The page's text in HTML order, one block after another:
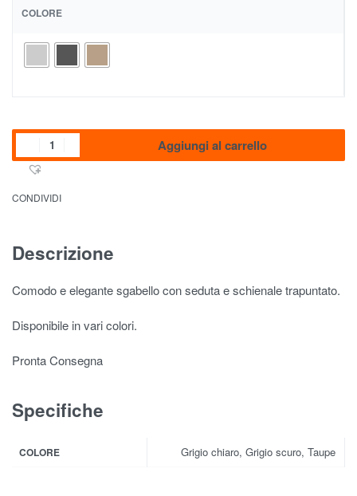
COLORE
Aggiungi al carrello
CONDIVIDI
Descrizione
Comodo e elegante sgabello con seduta e schienale trapuntato.
Disponibile in vari colori.
Pronta Consegna
Specifiche
COLORE Grigio chiaro, Grigio scuro, Taupe